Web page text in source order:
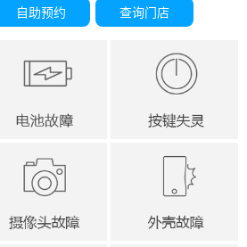
自助预约 查询门店